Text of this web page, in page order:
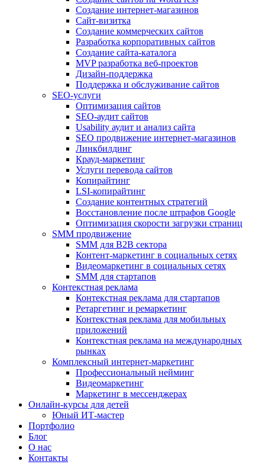
Создание интернет-магазинов
Сайт-визитка
Создание коммерческих сайтов
Разработка корпоративных сайтов
Создание сайта-каталога
MVP разработка веб-проектов
Дизайн-поддержка
Поддержка и обслуживание сайтов
SEO-услуги
Оптимизация сайтов
SEO-аудит сайтов
Usability аудит и анализ сайта
SEO продвижение интернет-магазинов
Линкбилдинг
Крауд-маркетинг
Услуги перевода сайтов
Копирайтинг
LSI-копирайтинг
Создание контентных стратегий
Восстановление после штрафов Google
Оптимизация скорости загрузки страниц
SMM продвижение
SMM для B2B сектора
Контент-маркетинг в социальных сетях
Видеомаркетинг в социальных сетях
SMM для стартапов
Контекстная реклама
Контекстная реклама для стартапов
Ретаргетинг и ремаркетинг
Контекстная реклама для мобильных
приложений
Контекстная реклама на международных
рынках
Комплексный интернет-маркетинг
Профессиональный нейминг
Видеомаркетинг
Маркетинг в мессенджерах
Онлайн-курсы для детей
Юный ИТ-мастер
Портфолио
Блог
О нас
Контакты